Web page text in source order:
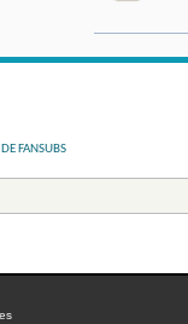
FANSUBS